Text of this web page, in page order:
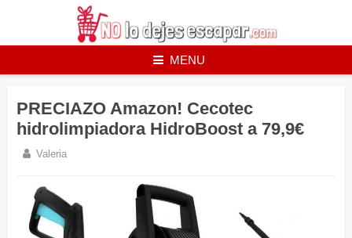
MENU
PRECIAZO Amazon! Cecotec
hidrolimpiadora HidroBoost a 79,9€
Valeria